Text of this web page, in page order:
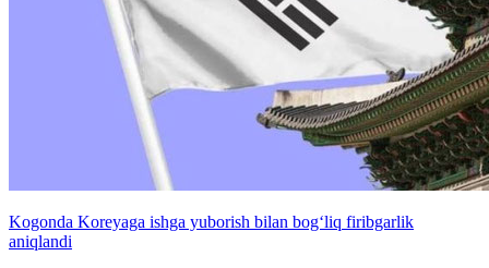
Kogonda Koreyaga ishga yuborish bilan bog‘liq firibgarlik
aniqlandi